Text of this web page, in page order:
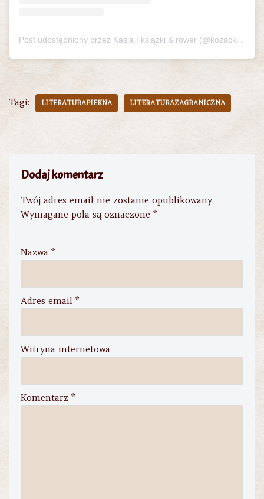
Post udostępniony przez Kasia | książki & rower (@kozackaczytelnia)
Tagi: LITERATURAPIEKNA LITERATURAZAGRANICZNA
Dodaj komentarz
Twój adres email nie zostanie opublikowany.
Wymagane pola są oznaczone *
Nazwa *
Adres email *
Witryna internetowa
Komentarz *